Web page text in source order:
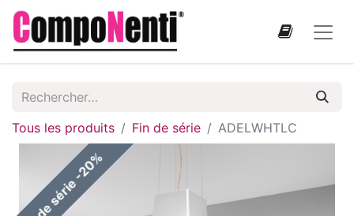
Tous les produits Fin de série ADELWHTLC
Fin de série -20%